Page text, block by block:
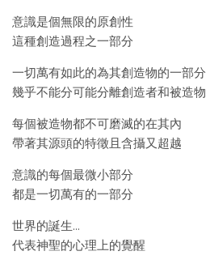
意識是個無限的原創性
這種創造過程之一部分
一切萬有如此的為其創造物的一部分
幾乎不能分可能分離創造者和被造物
每個被造物都不可磨滅的在其內
帶著其源頭的特徵且含攝又超越
意識的每個最微小部分
都是一切萬有的一部分
世界的誕生…
代表神聖的心理上的覺醒